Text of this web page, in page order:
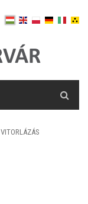
VITORLÁZÁS